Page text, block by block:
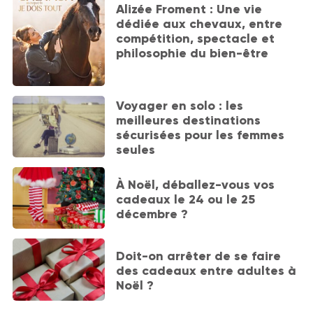
Alizée Froment : Une vie
dédiée aux chevaux, entre
compétition, spectacle et
philosophie du bien-être
Voyager en solo : les
meilleures destinations
sécurisées pour les femmes
seules
À Noël, déballez-vous vos
cadeaux le 24 ou le 25
décembre ?
Doit-on arrêter de se faire
des cadeaux entre adultes à
Noël ?